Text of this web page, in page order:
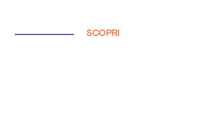
SCOPRI